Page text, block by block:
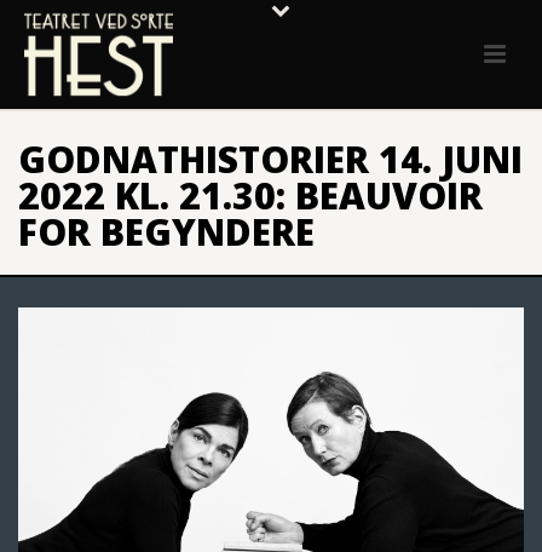
GODNATHISTORIER 14. JUNI
2022 KL. 21.30: BEAUVOIR
FOR BEGYNDERE